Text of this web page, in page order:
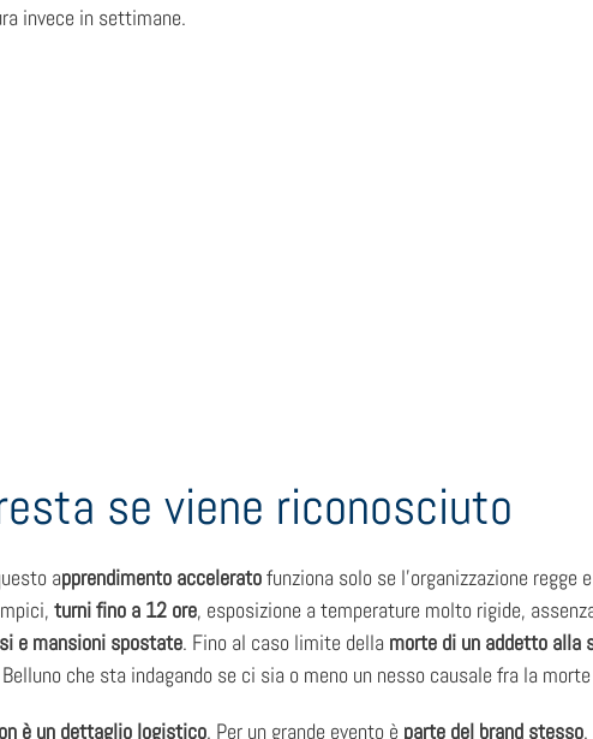
invece in settimane.
se viene riconosciuto
apprendimento acceleratofunziona solo se l’organizzazione
turni fino a 12 ore, esposizione a temperature molto rigide,
e mansioni spostate. Fino al caso limite della morte di un addetto alla
che sta indagando se ci sia o meno un nesso causale fra la
è un dettaglio logistico. Per un grande evento è parte del brand stesso